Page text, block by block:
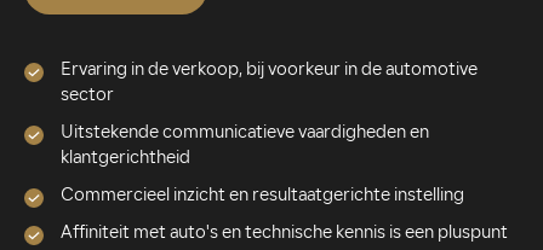
Ervaring in de verkoop, bij voorkeur in de automotive
sector
Uitstekende communicatieve vaardigheden en
klantgerichtheid
Commercieel inzicht en resultaatgerichte instelling
Affiniteit met auto's en technische kennis is een pluspunt